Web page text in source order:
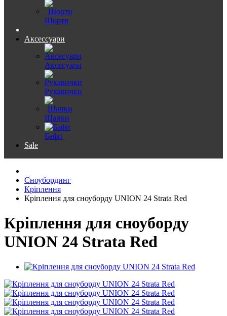
Шорти
Аксессуари
Аксесуари
Рукавички
Шапки
Бафи
Sale
Сноубординг
Кріплення
Кріплення для сноуборду UNION 24 Strata Red
Кріплення для сноуборду
UNION 24 Strata Red